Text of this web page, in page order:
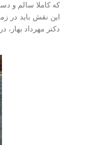
که کاملا سالم و
دکتر مهرداد بهار،